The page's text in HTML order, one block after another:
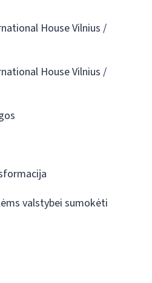
House Vilnius /
House Vilnius /
valstybei sumokėti